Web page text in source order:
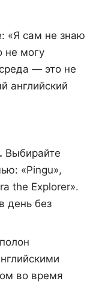
«Я сам не знаю
не могу
— это не
английский
Выбирайте
«Pingu»,
the Explorer».
день без
во время